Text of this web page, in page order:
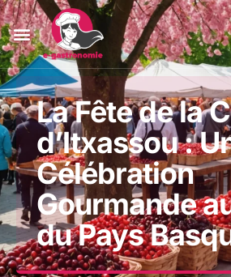
La Fête de la
d’Itxassou :
Célébration
Gourmande
du Pays